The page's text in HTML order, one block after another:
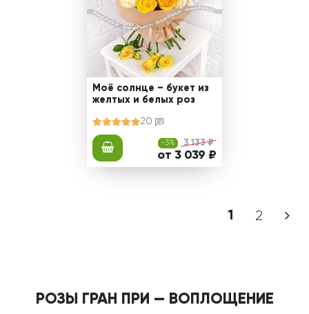
Моё солнце – букет из
желтых и белых роз
20
-3% 3 133 ₽
от 3 039 ₽
1 2
РОЗЫ ГРАН ПРИ — ВОПЛОЩЕНИЕ